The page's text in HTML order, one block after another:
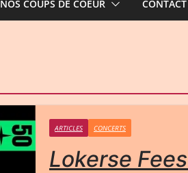
NOS COUPS DE COEUR CONTACT
ARTICLES CONCERTS
Lokerse